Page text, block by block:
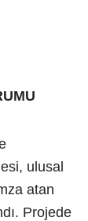
ulusal
atan
Projede